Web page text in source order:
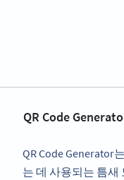
QR Code
QR Code Generator
는 데 사용되는 틈새